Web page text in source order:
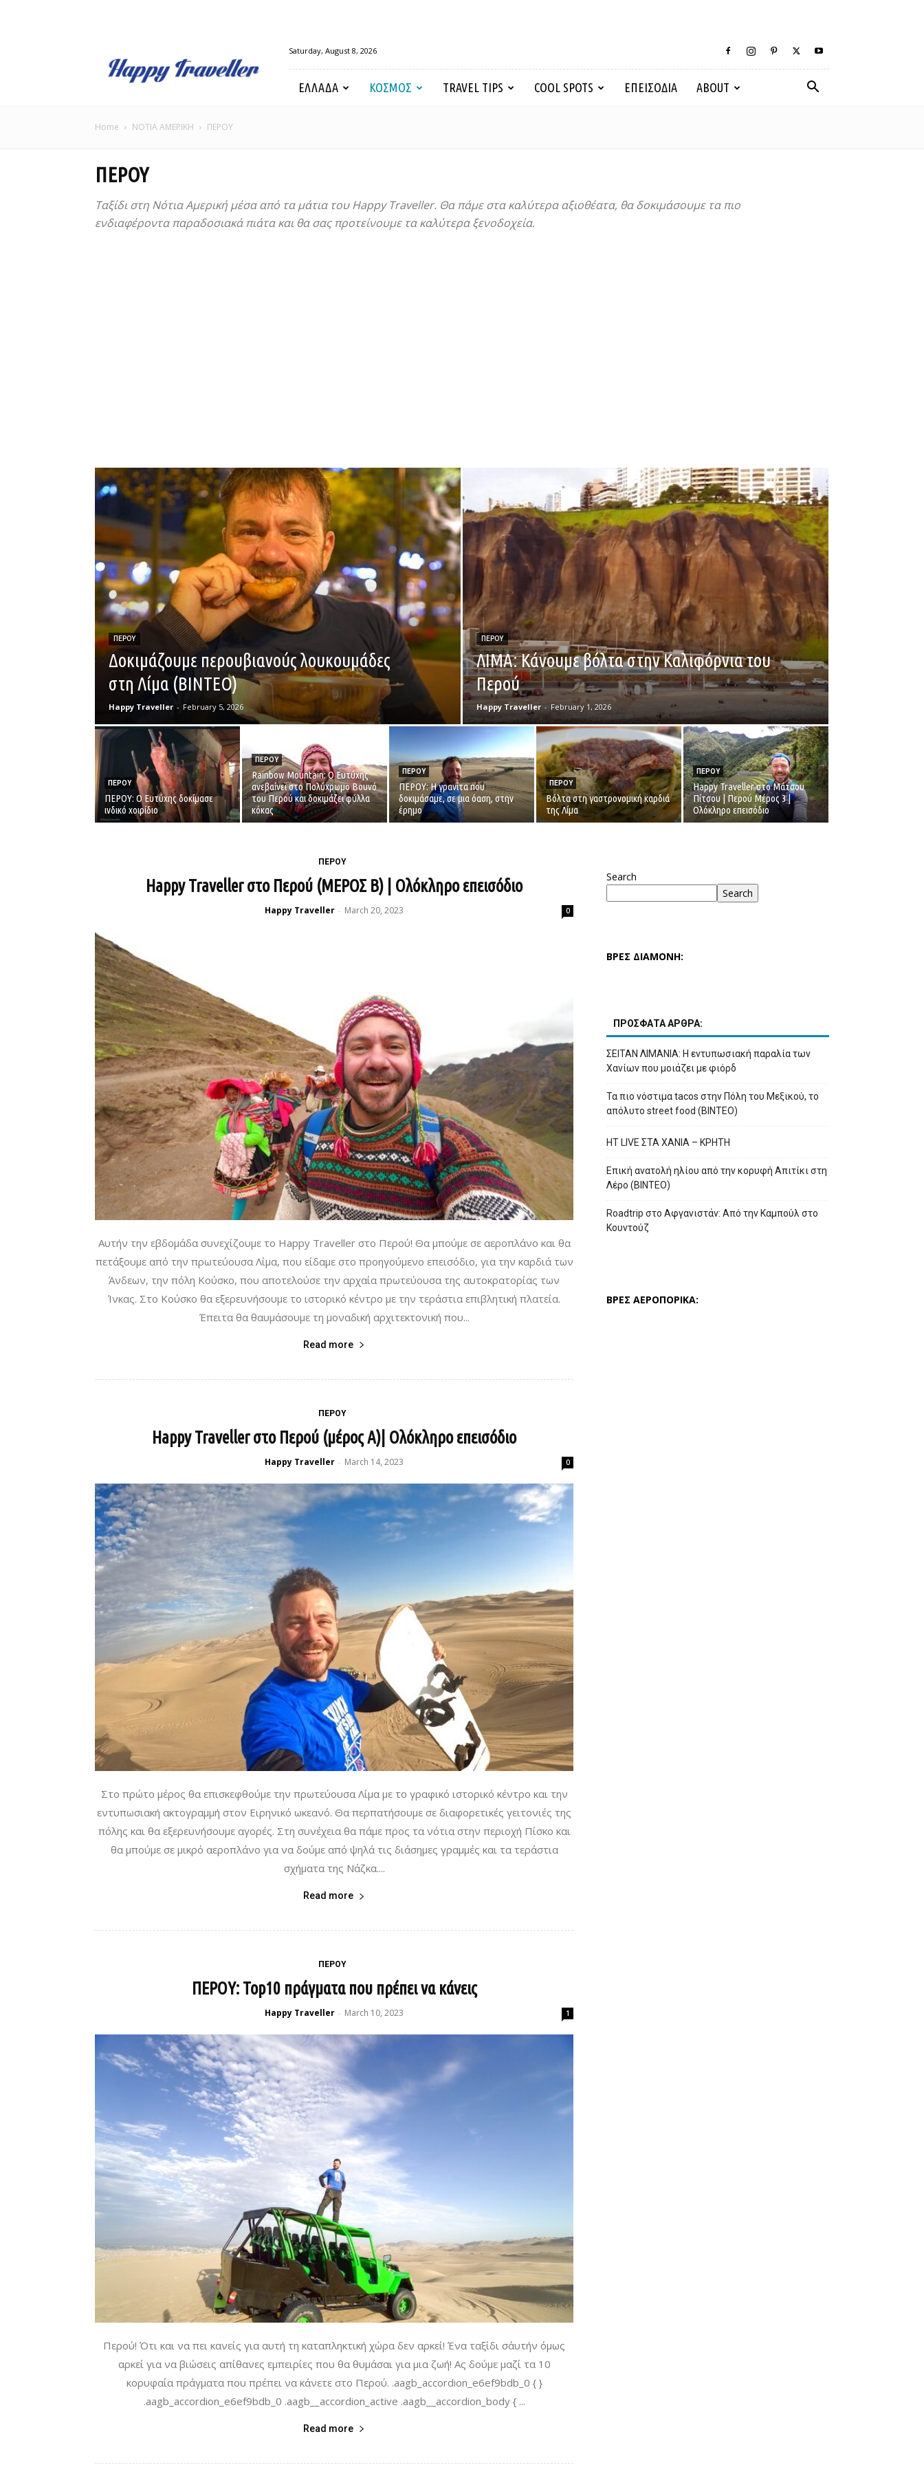
Traveller
Saturday, August 8, 2026
ΕΛΛΑΔΑ ΚΟΣΜΟΣ TRAVEL TIPS COOL SPOTS ΕΠΕΙΣΟΔΙΑ ABOUT
Home ΝΟΤΙΑ ΑΜΕΡΙΚΗ ΠΕΡΟΥ
ΠΕΡΟΥ
Ταξίδι στη Νότια Αμερική μέσα από τα μάτια του Happy Traveller. Θα πάμε στα καλύτερα αξιοθέατα, θα δοκιμάσουμε τα πιο
ενδιαφέροντα παραδοσιακά πιάτα και θα σας προτείνουμε τα καλύτερα ξενοδοχεία.
ΠΕΡΟΥ
Δοκιμάζουμε περουβιανούς λουκουμάδες
στη Λίμα (ΒΙΝΤΕΟ)
Happy Traveller - February 5, 2026
ΠΕΡΟΥ
ΛΙΜΑ: Κάνουμε βόλτα στην Καλιφόρνια του
Περού
Happy Traveller - February 1, 2026
ΠΕΡΟΥ
ΠΕΡΟΥ: Ο Ευτύχης δοκίμασε
ινδικό χοιρίδιο
ΠΕΡΟΥ
Rainbow Mountain: Ο Ευτύχης
ανεβαίνει στο Πολύχρωμο Βουνό
του Περού και δοκιμάζει φύλλα
κόκας
ΠΕΡΟΥ
ΠΕΡΟΥ: Η γρανίτα που
δοκιμάσαμε, σε μια όαση, στην
έρημο
ΠΕΡΟΥ
Βόλτα στη γαστρονομική καρδιά
της Λίμα
ΠΕΡΟΥ
Happy Traveller στο Μάτσου
Πίτσου | Περού Μέρος 3 |
Ολόκληρο επεισόδιο
ΠΕΡΟΥ
Happy Traveller στο Περού (ΜΕΡΟΣ Β) | Ολόκληρο επεισόδιο
Happy Traveller - March 20, 2023 0
Αυτήν την εβδομάδα συνεχίζουμε το Happy Traveller στο Περού! Θα μπούμε σε αεροπλάνο και θα
πετάξουμε από την πρωτεύουσα Λίμα, που είδαμε στο προηγούμενο επεισόδιο, για την καρδιά των
Άνδεων, την πόλη Κούσκο, που αποτελούσε την αρχαία πρωτεύουσα της αυτοκρατορίας των
Ίνκας. Στο Κούσκο θα εξερευνήσουμε το ιστορικό κέντρο με την τεράστια επιβλητική πλατεία.
Έπειτα θα θαυμάσουμε τη μοναδική αρχιτεκτονική που...
Read more
ΠΕΡΟΥ
Happy Traveller στο Περού (μέρος Α)| Ολόκληρο επεισόδιο
Happy Traveller - March 14, 2023 0
Στο πρώτο μέρος θα επισκεφθούμε την πρωτεύουσα Λίμα με το γραφικό ιστορικό κέντρο και την
εντυπωσιακή ακτογραμμή στον Ειρηνικό ωκεανό. Θα περπατήσουμε σε διαφορετικές γειτονιές της
πόλης και θα εξερευνήσουμε αγορές. Στη συνέχεια θα πάμε προς τα νότια στην περιοχή Πίσκο και
θα μπούμε σε μικρό αεροπλάνο για να δούμε από ψηλά τις διάσημες γραμμές και τα τεράστια
σχήματα της Νάζκα....
Read more
ΠΕΡΟΥ
ΠΕΡΟΥ: Top10 πράγματα που πρέπει να κάνεις
Happy Traveller - March 10, 2023 1
Περού! Ότι και να πει κανείς για αυτή τη καταπληκτική χώρα δεν αρκεί! Ένα ταξίδι σ΄αυτήν όμως
αρκεί για να βιώσεις απίθανες εμπειρίες που θα θυμάσαι για μια ζωή! Ας δούμε μαζί τα 10
κορυφαία πράγματα που πρέπει να κάνετε στο Περού. .aagb_accordion_e6ef9bdb_0 { }
.aagb_accordion_e6ef9bdb_0 .aagb__accordion_active .aagb__accordion_body { ...
Read more
Search
Search
ΒΡΕΣ ΔΙΑΜΟΝΗ:
ΠΡΟΣΦΑΤΑ ΑΡΘΡΑ:
ΣΕΙΤΑΝ ΛΙΜΑΝΙΑ: Η εντυπωσιακή παραλία των
Χανίων που μοιάζει με φιόρδ
Τα πιο νόστιμα tacos στην Πόλη του Μεξικού, το
απόλυτο street food (ΒΙΝΤΕΟ)
HT LIVE ΣΤΑ ΧΑΝΙΑ – ΚΡΗΤΗ
Επική ανατολή ηλίου από την κορυφή Απιτίκι στη
Λέρο (ΒΙΝΤΕΟ)
Roadtrip στο Αφγανιστάν: Από την Καμπούλ στο
Κουντούζ
ΒΡΕΣ ΑΕΡΟΠΟΡΙΚΑ: